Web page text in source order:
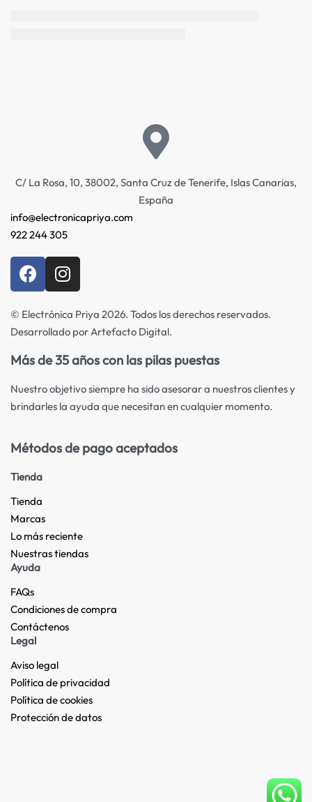
C/ La Rosa, 10, 38002, Santa Cruz de Tenerife, Islas Canarias,
España
info@electronicapriya.com
922 244 305
© Electrónica Priya 2026. Todos los derechos reservados.
Desarrollado por Artefacto Digital.
Más de 35 años con las pilas puestas
Nuestro objetivo siempre ha sido asesorar a nuestros clientes y
brindarles la ayuda que necesitan en cualquier momento.
Métodos de pago aceptados
Tienda
Tienda
Marcas
Lo más reciente​
Nuestras tiendas​
Ayuda
FAQs
Condiciones de compra
Contáctenos
Legal
Aviso legal
Política de privacidad
Política de cookies
Protección de datos